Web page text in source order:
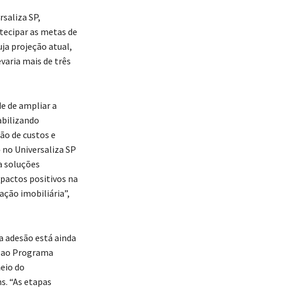
SP,
as metas de
projeção atual,
mais de três
de ampliar a
de custos e
Universaliza SP
soluções
positivos na
imobiliária”,
adesão está ainda
Programa
do
“As etapas